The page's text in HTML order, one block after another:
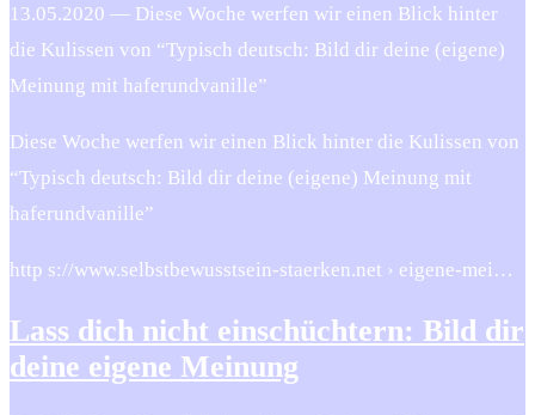
13.05.2020 — Diese Woche werfen wir einen Blick hinter
die Kulissen von “Typisch deutsch: Bild dir deine (eigene)
Meinung mit haferundvanille”
Diese Woche werfen wir einen Blick hinter die Kulissen von
“Typisch deutsch: Bild dir deine (eigene) Meinung mit
haferundvanille”
http s://www.selbstbewusstsein-staerken.net › eigene-mei…
Lass dich nicht einschüchtern: Bild dir
deine eigene Meinung